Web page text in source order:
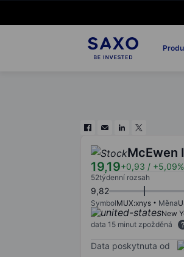
McEwen
19,19+0,93 / +5,09%
52týdenní rozsah
9,82
SymbolMUX:xnys Měna
New
data 15 minut zpožděná
Data poskytnuta od